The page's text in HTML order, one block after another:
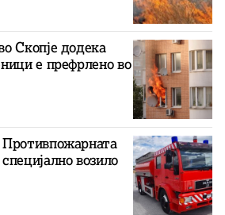
Скопје додека
е префрлено во
возило